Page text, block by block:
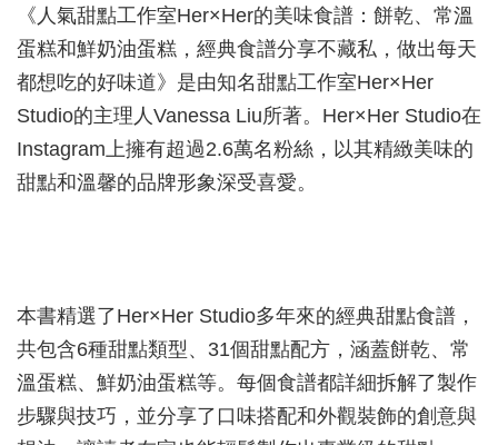
《人氣甜點工作室Her×Her的美味食譜：餅乾、常溫
蛋糕和鮮奶油蛋糕，經典食譜分享不藏私，做出每天
都想吃的好味道》是由知名甜點工作室Her×Her
Studio的主理人Vanessa Liu所著。Her×Her Studio在
Instagram上擁有超過2.6萬名粉絲，以其精緻美味的
甜點和溫馨的品牌形象深受喜愛。
本書精選了Her×Her Studio多年來的經典甜點食譜，
共包含6種甜點類型、31個甜點配方，涵蓋餅乾、常
溫蛋糕、鮮奶油蛋糕等。每個食譜都詳細拆解了製作
步驟與技巧，並分享了口味搭配和外觀裝飾的創意與